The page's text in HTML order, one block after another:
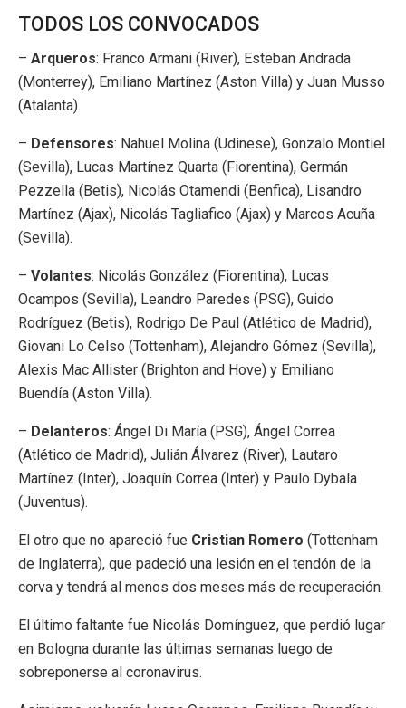
TODOS LOS CONVOCADOS
– Arqueros: Franco Armani (River), Esteban Andrada
(Monterrey), Emiliano Martínez (Aston Villa) y Juan Musso
(Atalanta).
– Defensores: Nahuel Molina (Udinese), Gonzalo Montiel
(Sevilla), Lucas Martínez Quarta (Fiorentina), Germán
Pezzella (Betis), Nicolás Otamendi (Benfica), Lisandro
Martínez (Ajax), Nicolás Tagliafico (Ajax) y Marcos Acuña
(Sevilla).
– Volantes: Nicolás González (Fiorentina), Lucas
Ocampos (Sevilla), Leandro Paredes (PSG), Guido
Rodríguez (Betis), Rodrigo De Paul (Atlético de Madrid),
Giovani Lo Celso (Tottenham), Alejandro Gómez (Sevilla),
Alexis Mac Allister (Brighton and Hove) y Emiliano
Buendía (Aston Villa).
– Delanteros: Ángel Di María (PSG), Ángel Correa
(Atlético de Madrid), Julián Álvarez (River), Lautaro
Martínez (Inter), Joaquín Correa (Inter) y Paulo Dybala
(Juventus).
El otro que no apareció fue Cristian Romero (Tottenham
de Inglaterra), que padeció una lesión en el tendón de la
corva y tendrá al menos dos meses más de recuperación.
El último faltante fue Nicolás Domínguez, que perdió lugar
en Bologna durante las últimas semanas luego de
sobreponerse al coronavirus.